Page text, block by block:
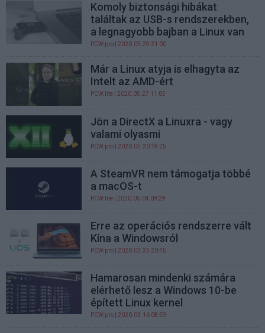
Komoly biztonsági hibákat
találtak az USB-s rendszerekben,
a legnagyobb bajban a Linux van
PCW.pro | 2020.05.29 21:00
Már a Linux atyja is elhagyta az
Intelt az AMD-ért
PCW.lite | 2020.05.27 11:05
Jön a DirectX a Linuxra - vagy
valami olyasmi
PCW.pro | 2020.05.20 18:25
A SteamVR nem támogatja többé
a macOS-t
PCW.lite | 2020.05.04 09:29
Erre az operációs rendszerre vált
Kína a Windowsról
PCW.pro | 2020.03.25 20:45
Hamarosan mindenki számára
elérhető lesz a Windows 10-be
épített Linux kernel
PCW.pro | 2020.03.16 08:59